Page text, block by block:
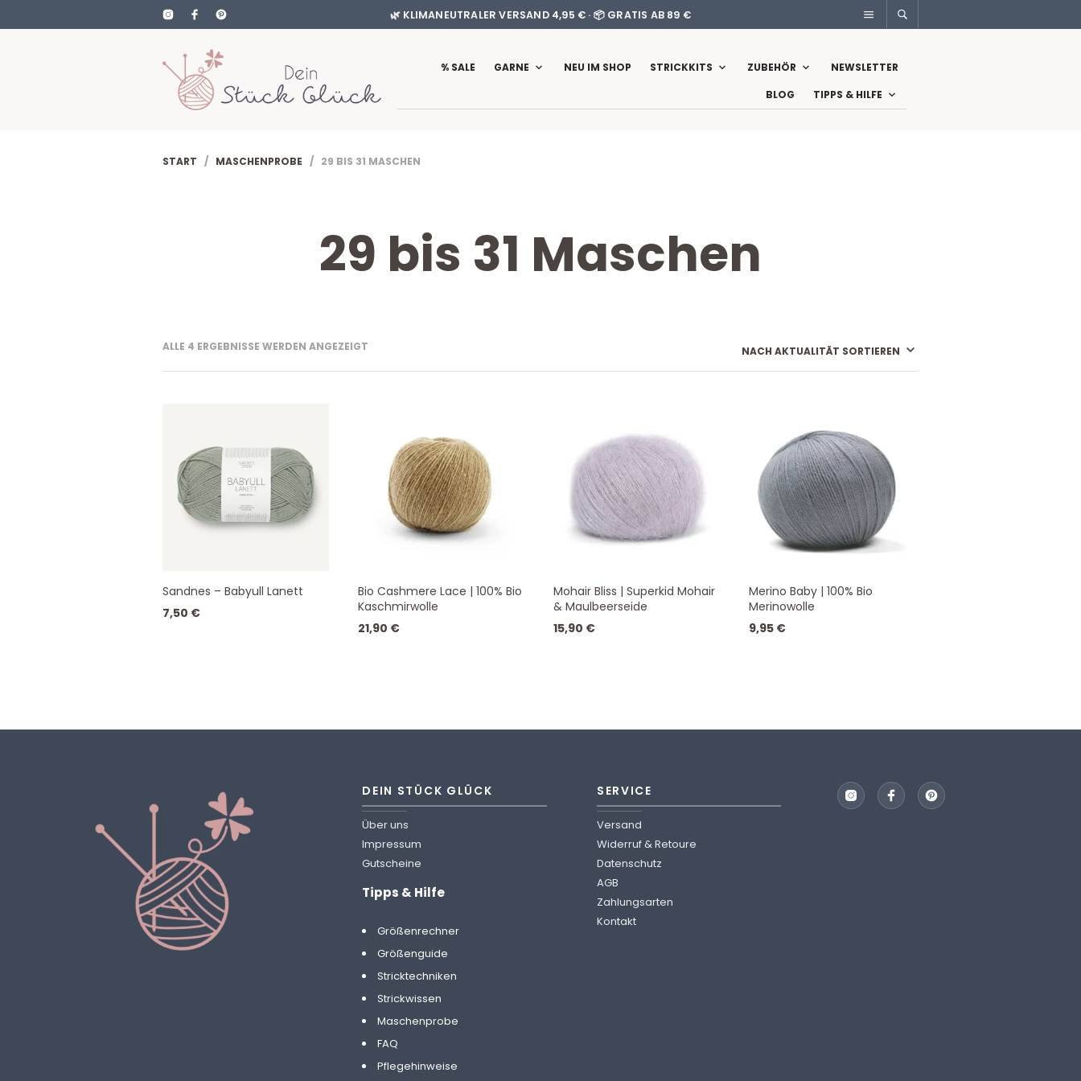
🌿 KLIMANEUTRALER VERSAND 4,95 € · 📦 GRATIS AB 89 €
% SALE GARNE NEU IM SHOP STRICKKITS ZUBEHÖR
NEWSLETTER
BLOG
TIPPS & HILFE
START / MASCHENPROBE / 29 BIS 31 MASCHEN
29 bis 31 Maschen
ALLE 4 ERGEBNISSE WERDEN ANGEZEIGT
SORTIERT
Sandnes – Babyull Lanett
7,50 €
Bio Cashmere Lace | 100% Bio
Kaschmirwolle
21,90 €
Mohair Bliss | Superkid Mohair
& Maulbeerseide
15,90 €
Merino Baby | 100% Bio
Merinowolle
9,95 €
DEIN STÜCK GLÜCK
Über uns
Impressum
Gutscheine
Tipps & Hilfe
Größenrechner
Größenguide
Stricktechniken
Strickwissen
Maschenprobe
FAQ
Pflegehinweise
SERVICE
Versand
Widerruf & Retoure
Datenschutz
AGB
Zahlungsarten
Kontakt